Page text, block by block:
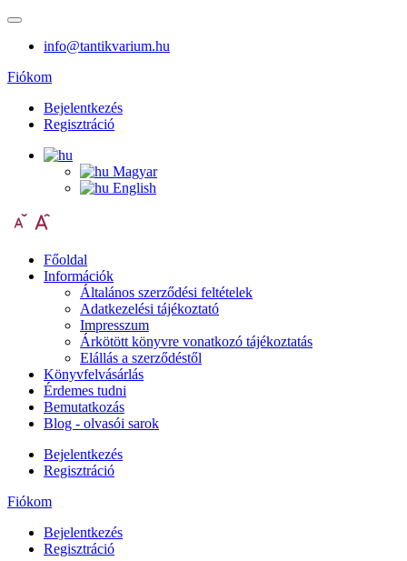
info@tantikvarium.hu
Fiókom
Bejelentkezés
Regisztráció
Magyar
English
Főoldal
Információk
Általános szerződési feltételek
Adatkezelési tájékoztató
Impresszum
Árkötött könyvre vonatkozó tájékoztatás
Elállás a szerződéstől
Könyvfelvásárlás
Érdemes tudni
Bemutatkozás
Blog - olvasói sarok
Bejelentkezés
Regisztráció
Fiókom
Bejelentkezés
Regisztráció